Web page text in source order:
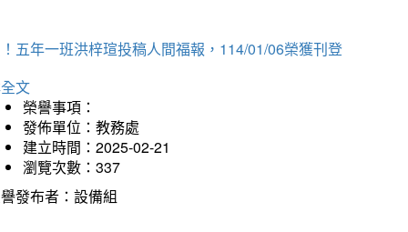
五年一班洪梓瑄投稿人間福報，114/01/06榮獲刊登
文
榮譽事項：
發佈單位：教務處
建立時間：2025-02-21
瀏覽次數：337
發布者：設備組